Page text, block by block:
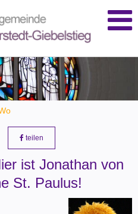
teilen
ist Jonathan von
St. Paulus!